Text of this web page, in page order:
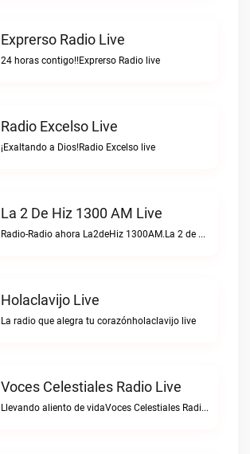
Exprerso Radio Live
24 horas contigo!!Exprerso Radio live
Radio Excelso Live
¡Exaltando a Dios!Radio Excelso live
La 2 De Hiz 1300 AM Live
Radio-Radio ahora La2deHiz 1300AM.La 2 de Hiz 1300 AM live
Holaclavijo Live
La radio que alegra tu corazónholaclavijo live
Voces Celestiales Radio Live
Llevando aliento de vidaVoces Celestiales Radio live